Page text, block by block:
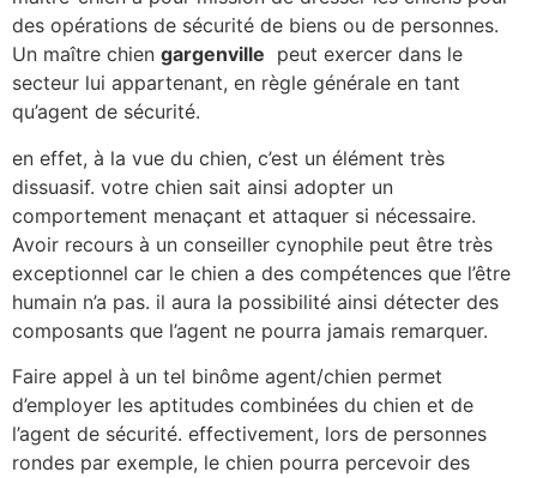
des opérations de sécurité de biens ou de personnes.
Un maître chien gargenville peut exercer dans le
secteur lui appartenant, en règle générale en tant
qu’agent de sécurité.
en effet, à la vue du chien, c’est un élément très
dissuasif. votre chien sait ainsi adopter un
comportement menaçant et attaquer si nécessaire.
Avoir recours à un conseiller cynophile peut être très
exceptionnel car le chien a des compétences que l’être
humain n’a pas. il aura la possibilité ainsi détecter des
composants que l’agent ne pourra jamais remarquer.
Faire appel à un tel binôme agent/chien permet
d’employer les aptitudes combinées du chien et de
l’agent de sécurité. effectivement, lors de personnes
rondes par exemple, le chien pourra percevoir des